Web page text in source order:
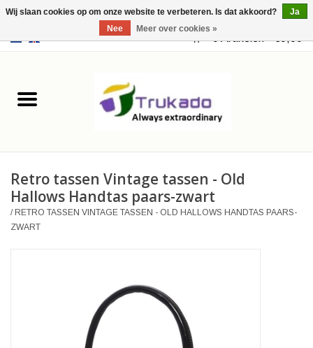
USD 0 Artikelen - €0,00
Leer
Merchandise
Retro Vintage
Veronese Design
Retro tassen Vintage tassen - Old
Hallows Handtas paars-zwart
/RETRO TASSEN VINTAGE TASSEN - OLD HALLOWS HANDTAS PAARS-
ZWART
Wij slaan cookies op om onze website te verbeteren. Is dat akkoord?
Ja
Nee
Meer over cookies »